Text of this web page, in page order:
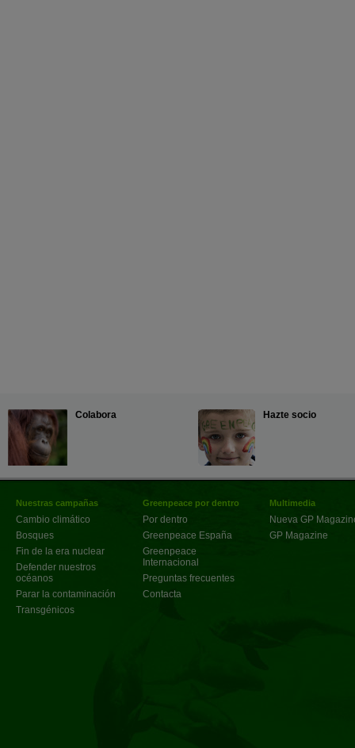
Colabora Hazte socio
Nuestras campañas
Cambio climático
Bosques
Fin de la era nuclear
Defender nuestros
océanos
Parar la contaminación
Transgénicos
Greenpeace por dentro
Por dentro
Greenpeace España
Greenpeace
Internacional
Preguntas frecuentes
Contacta
Multimedia
Nueva GP
GP Magazine